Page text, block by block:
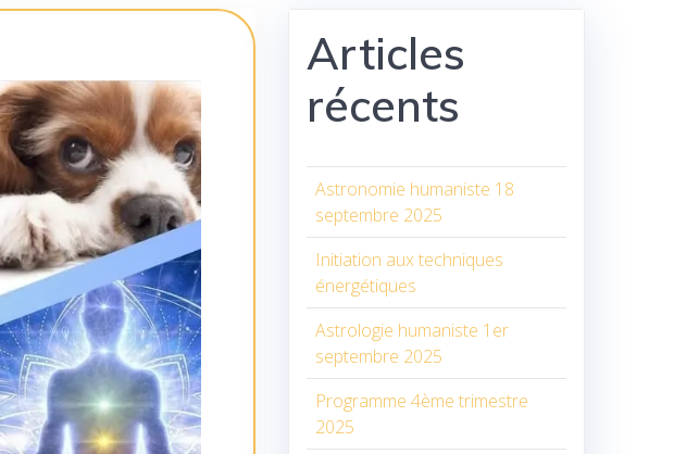
Articles
récents
Astronomie humaniste 18
septembre 2025
Initiation aux techniques
énergétiques
Astrologie humaniste 1er
septembre 2025
Programme 4ème trimestre
2025